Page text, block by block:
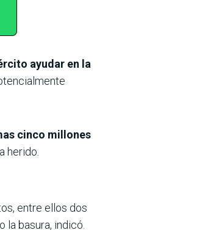
ayudar en la
cinco millones
herido.
entre ellos dos
la basura, indicó.